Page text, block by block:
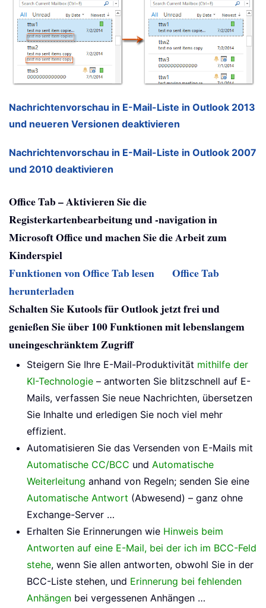
Nachrichtenvorschau in E-Mail-Liste in Outlook 2013
und neueren Versionen deaktivieren
Nachrichtenvorschau in E-Mail-Liste in Outlook 2007
und 2010 deaktivieren
Office Tab – Aktivieren Sie die
Registerkartenbearbeitung und -navigation in
Microsoft Office und machen Sie die Arbeit zum
Kinderspiel
Funktionen von Office Tab lesen
Office Tab
herunterladen
Schalten Sie Kutools für Outlook jetzt frei und
genießen Sie über 100 Funktionen mit lebenslangem
uneingeschränktem Zugriff
Steigern Sie Ihre E-Mail-Produktivität mithilfe der
KI-Technologie – antworten Sie blitzschnell auf E-
Mails, verfassen Sie neue Nachrichten, übersetzen
Sie Inhalte und erledigen Sie noch viel mehr
effizient.
Automatisieren Sie das Versenden von E-Mails mit
Automatische CC/BCC und Automatische
Weiterleitung anhand von Regeln; senden Sie eine
Automatische Antwort (Abwesend) – ganz ohne
Exchange-Server …
Erhalten Sie Erinnerungen wie Hinweis beim
Antworten auf eine E-Mail, bei der ich im BCC-Feld
stehe, wenn Sie allen antworten, obwohl Sie in der
BCC-Liste stehen, und Erinnerung bei fehlenden
Anhängen bei vergessenen Anhängen …